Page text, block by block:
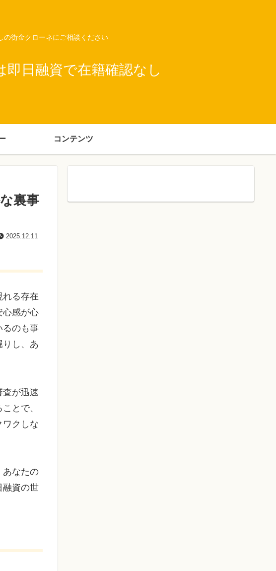
街金クローネにご相談ください
日融資で在籍確認なし
コンテンツ
裏事
2025.12.11
れる存在
心感が心
るのも事
りし、あ
が迅速
とで、
ワクしな
あなたの
融資の世